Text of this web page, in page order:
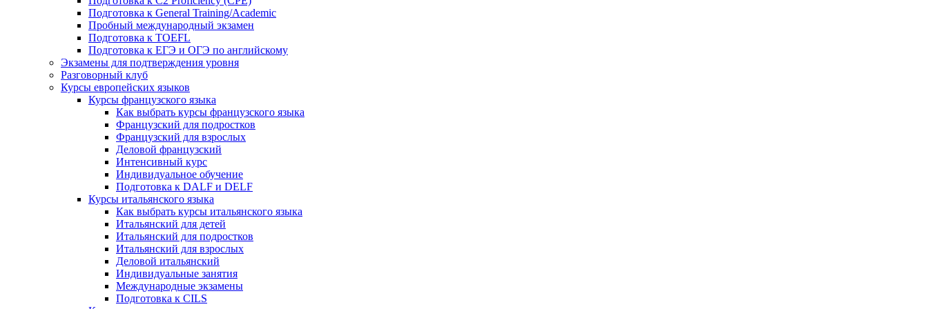
Подготовка к General Training/Academic
Пробный международный экзамен
Подготовка к TOEFL
Подготовка к ЕГЭ и ОГЭ по английскому
Экзамены для подтверждения уровня
Разговорный клуб
Курсы европейских языков
Курсы французского языка
Как выбрать курсы французского языка
Французский для подростков
Французский для взрослых
Деловой французский
Интенсивный курс
Индивидуальное обучение
Подготовка к DALF и DELF
Курсы итальянского языка
Как выбрать курсы итальянского языка
Итальянский для детей
Итальянский для подростков
Итальянский для взрослых
Деловой итальянский
Индивидуальные занятия
Международные экзамены
Подготовка к CILS